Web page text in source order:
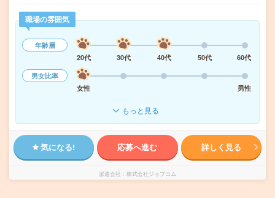
職場の雰囲気
年齢層
20代
30代 40代 50代
60代
男女比率
女性
男性
もっと見る
気になる! 応募へ進む 詳しく見る
派遣会社 株式会社ジョブコム